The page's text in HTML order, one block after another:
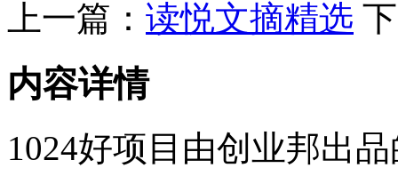
上一篇： 读悦文摘精选
内容详情
1024好项目由创业邦出